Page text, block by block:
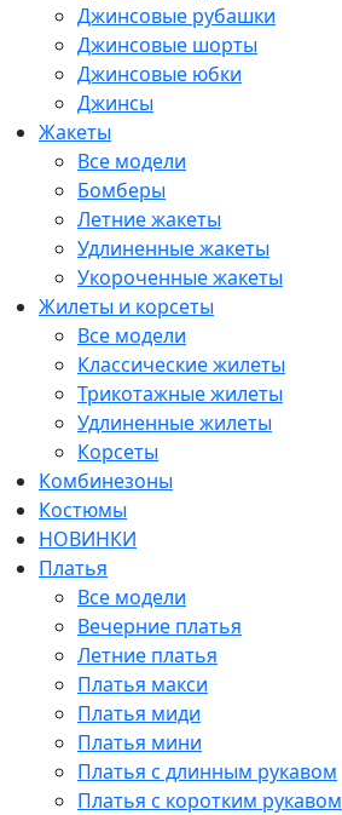
Джинсовые рубашки
Джинсовые шорты
Джинсовые юбки
Джинсы
Жакеты
Все модели
Бомберы
Летние жакеты
Удлиненные жакеты
Укороченные жакеты
Жилеты и корсеты
Все модели
Классические жилеты
Трикотажные жилеты
Удлиненные жилеты
Корсеты
Комбинезоны
Костюмы
НОВИНКИ
Платья
Все модели
Вечерние платья
Летние платья
Платья макси
Платья миди
Платья мини
Платья с длинным рукавом
Платья с коротким рукавом